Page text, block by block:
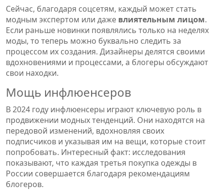
Сейчас, благодаря соцсетям, каждый может стать
модным экспертом или даже влиятельным лицом.
Если раньше новинки появлялись только на неделях
моды, то теперь можно буквально следить за
процессом их создания. Дизайнеры делятся своими
вдохновениями и процессами, а блогеры обсуждают
свои находки.
Мощь инфлюенсеров
В 2024 году инфлюенсеры играют ключевую роль в
продвижении модных тенденций. Они находятся на
передовой изменений, вдохновляя своих
подписчиков и указывая им на вещи, которые стоит
попробовать. Интересный факт: исследования
показывают, что каждая третья покупка одежды в
России совершается благодаря рекомендациям
блогеров.